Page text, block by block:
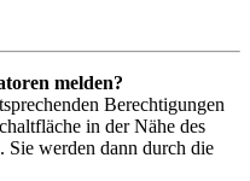
melden?
Berechtigungen
in der Nähe des
Sie werden dann durch die